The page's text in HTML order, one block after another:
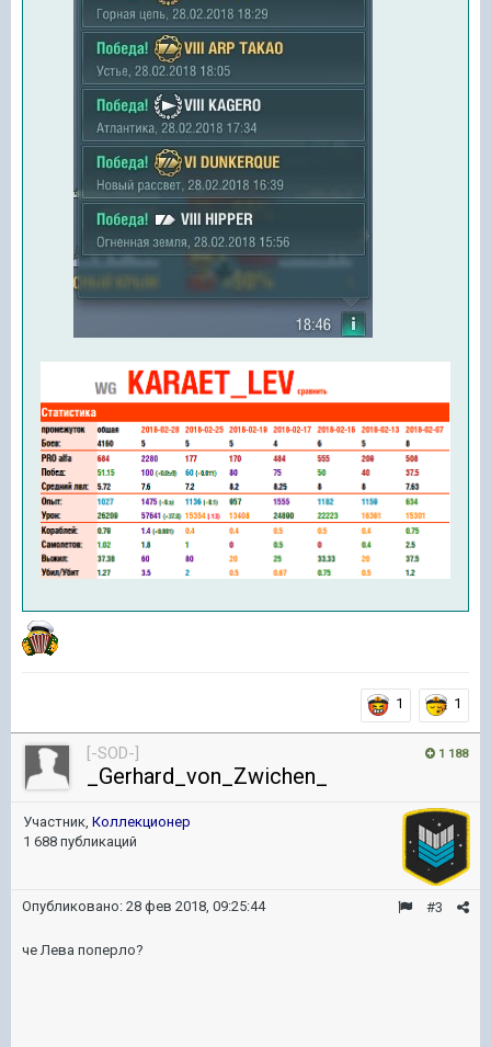
1 1
1 188
[-SOD-]
_Gerhard_von_Zwichen_
Участник, Коллекционер
1 688 публикаций
#3
Опубликовано: 28 фев 2018, 09:25:44
че Лева поперло?